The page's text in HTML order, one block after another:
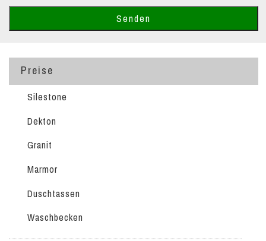
Preise
Silestone
Dekton
Granit
Marmor
Duschtassen
Waschbecken